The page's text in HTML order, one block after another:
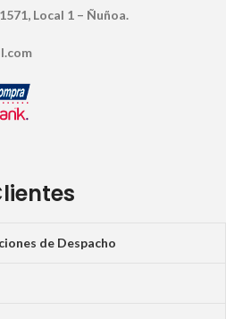
Local 1 – Ñuñoa.
de Despacho